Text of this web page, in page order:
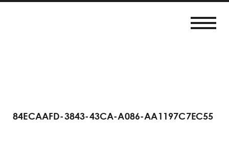
84ECAAFD-3843-43CA-A086-AA1197C7EC55